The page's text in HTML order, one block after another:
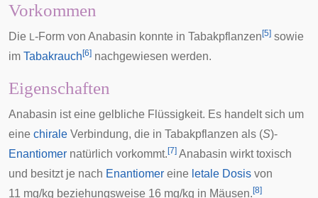
Vorkommen
Die L -Form von Anabasin konnte in Tabakpflanzen [5] sowie
im Tabakrauch [6] nachgewiesen werden.
Eigenschaften
Anabasin ist eine gelbliche Flüssigkeit. Es handelt sich um
eine chirale Verbindung, die in Tabakpflanzen als (S)-
Enantiomer natürlich vorkommt. [7] Anabasin wirkt toxisch
und besitzt je nach Enantiomer eine letale Dosis von
11 mg/kg beziehungsweise 16 mg/kg in Mäusen. [8]